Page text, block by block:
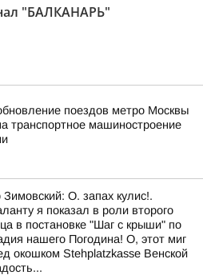
"БАЛКАНАРЬ"
поездов метро Москвы
транспортное машиностроение
О. запах кулис!.
я показал в роли второго
в постановке "Шаг с крыши" по
нашего Погодина! О, этот миг
окошком Stehplatzkasse Венской